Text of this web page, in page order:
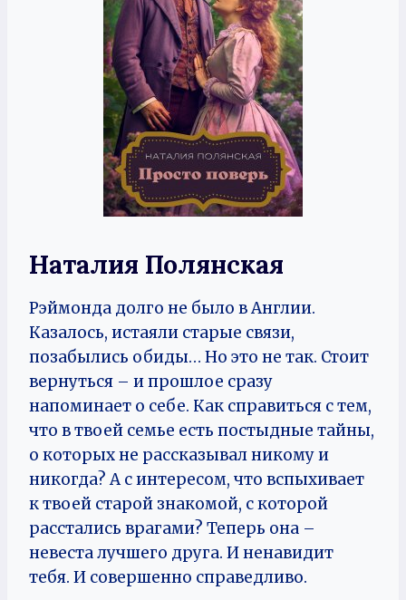
Наталия Полянская
Рэймонда долго не было в Англии.
Казалось, истаяли старые связи,
позабылись обиды… Но это не так. Стоит
вернуться – и прошлое сразу
напоминает о себе. Как справиться с тем,
что в твоей семье есть постыдные тайны,
о которых не рассказывал никому и
никогда? А с интересом, что вспыхивает
к твоей старой знакомой, с которой
расстались врагами? Теперь она –
невеста лучшего друга. И ненавидит
тебя. И совершенно справедливо.